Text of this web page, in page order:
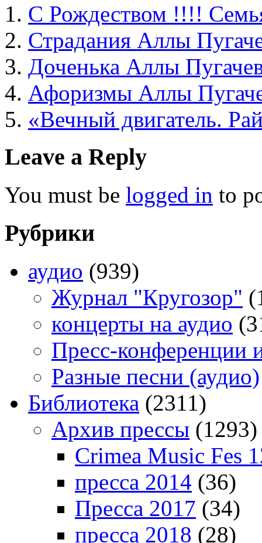
С Рождеством !!!!
Страдания Аллы
Доченька Аллы
Афоризмы Аллы
«Вечный двигатель.
Leave a Reply
You must be logged in to
Рубрики
аудио (939)
Журнал "Кругозор"
концерты на аудио
Пресс-конференции
Разные песни (аудио)
Библиотека (2311)
Архив прессы (1293)
Crimea Music Fes
пресса 2014 (36)
Пресса 2017 (34)
пресса 2018 (28)